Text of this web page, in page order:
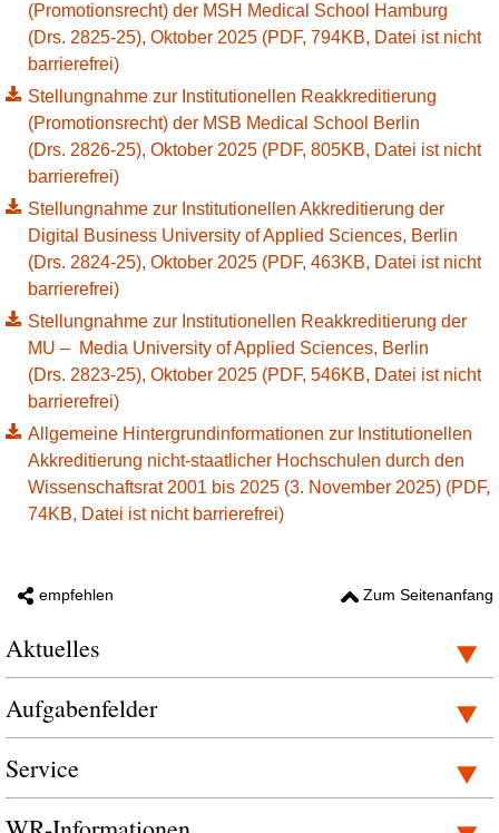
(Promotionsrecht) der MSH Medical School Hamburg
(Drs. 2825-25), Oktober 2025 (PDF, 794KB, Datei ist nicht
barrierefrei)
Stellungnahme zur Institutionellen Reakkreditierung
(Promotionsrecht) der MSB Medical School Berlin
(Drs. 2826-25), Oktober 2025 (PDF, 805KB, Datei ist nicht
barrierefrei)
Stellungnahme zur Institutionellen Akkreditierung der
Digital Business University of Applied Sciences, Berlin
(Drs. 2824-25), Oktober 2025 (PDF, 463KB, Datei ist nicht
barrierefrei)
Stellungnahme zur Institutionellen Reakkreditierung der
MU – Media University of Applied Sciences, Berlin
(Drs. 2823-25), Oktober 2025 (PDF, 546KB, Datei ist nicht
barrierefrei)
Allgemeine Hintergrundinformationen zur Institutionellen
Akkreditierung nicht-staatlicher Hochschulen durch den
Wissenschaftsrat 2001 bis 2025 (3. November 2025) (PDF,
74KB, Datei ist nicht barrierefrei)
empfehlen Zum Seitenanfang
Aktuelles
Aufgabenfelder
Service